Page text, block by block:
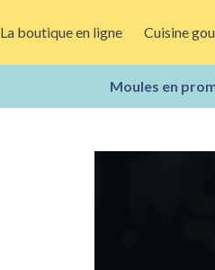
La boutique en ligne Cuisine
Moules en